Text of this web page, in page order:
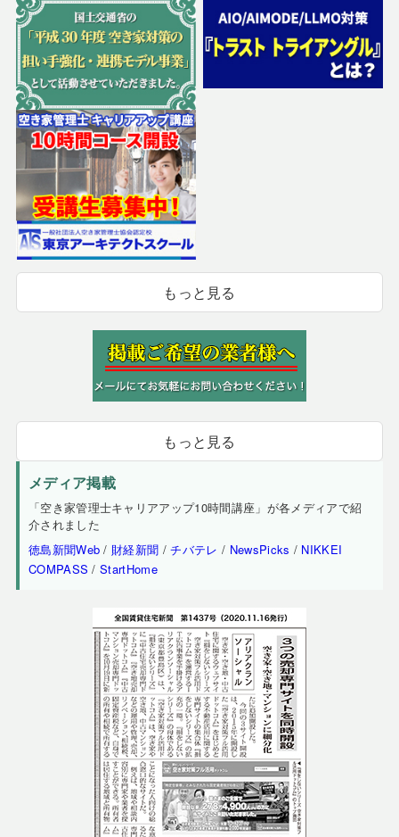
もっと見る
もっと見る
メディア掲載
「空き家管理士キャリアアップ10時間講座」が各メディアで紹
介されました
徳島新聞Web / 財経新聞 /チバテレ / NewsPicks / NIKKEI
COMPASS /StartHome